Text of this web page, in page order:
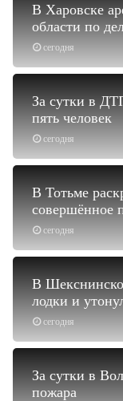
сегодня
В Харовске
области по
сегодня
За сутки в
пять человек
сегодня
В Тотьме
совершённое
сегодня
В
лодки и
За сутки в
пожара